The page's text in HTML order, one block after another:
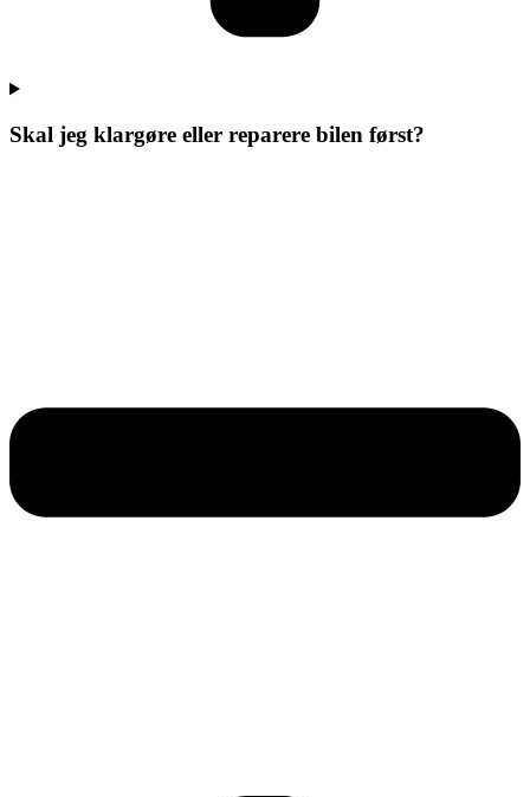
Skal jeg klargøre eller reparere bilen først?